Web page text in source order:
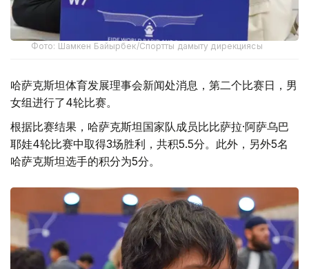
Фото: Шамкен Байырбек/Спортты дамыту дирекциясы
哈萨克斯坦体育发展理事会新闻处消息，第二个比赛日，男
女组进行了4轮比赛。
根据比赛结果，哈萨克斯坦国家队成员比比萨拉·阿萨乌巴
耶娃4轮比赛中取得3场胜利，共积5.5分。此外，另外5名
哈萨克斯坦选手的积分为5分。